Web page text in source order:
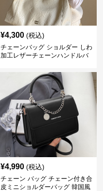
¥4,300 (税込)
チェーンバッグ ショルダー しわ
加工レザーチェーンハンドルバ
¥4,990 (税込)
チェーン バッグ チェーン付き合
皮ミニショルダーバッグ 韓国風